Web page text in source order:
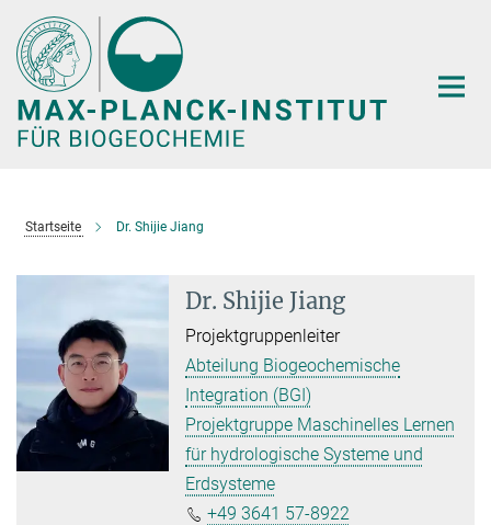
Hauptinhalt
Startseite Dr. Shijie Jiang
Dr. Shijie Jiang
Projektgruppenleiter
Abteilung Biogeochemische
Integration (BGI)
Projektgruppe Maschinelles Lernen
für hydrologische Systeme und
Erdsysteme
+49 3641 57-8922